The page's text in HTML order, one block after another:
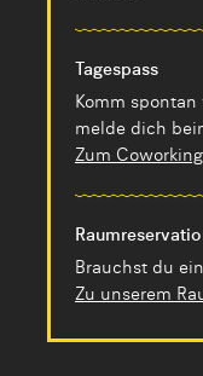
Tagespass
Komm spontan
melde dich
Zum
Brauchst du
Zu unserem